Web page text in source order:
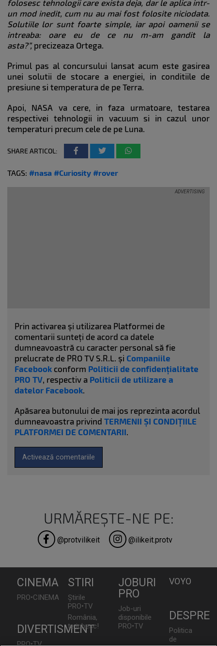
folosesc tehnologii care exista deja, dar le aplica intr-
un mod inedit, cum nu au mai fost folosite niciodata.
Solutiile lor sunt foarte simple, iar apoi oamenii se
intreaba: oare eu de ce nu m-am gandit la
asta?”,precizeaza Ortega.
Primul pas al concursului lansat acum este gasirea
unei solutii de stocare a energiei, in conditiile de
presiune si temperatura de pe Terra.
Apoi, NASA va cere, in faza urmatoare, testarea
respectivei tehnologii in vacuum si in cazul unor
temperaturi precum cele de pe Luna.
SHARE ARTICOL:
TAGS: #nasa #Curiosity #rover
Prin activarea și utilizarea Platformei de
comentarii sunteți de acord ca datele
dumneavoastră cu caracter personal să fie
prelucrate de PRO TV S.R.L. și Companiile
Facebook conform Politicii de confidențialitate
PRO TV, respectiv a Politicii de utilizare a
datelor Facebook.
Apăsarea butonului de mai jos reprezinta acordul
dumneavoastra privind TERMENII ȘI CONDIȚIILE
PLATFORMEI DE COMENTARII.
Activează comentariile
URMĂREȘTE-NE PE:
@protvilikeit @ilikeit.protv
CINEMA
PRO•CINEMA
DIVERTISMENT
PRO•TV
STIRI
Știrile
PRO•TV
România,
te iubesc!
JOBURI
PRO
Job-uri
disponibile
PRO•TV
VOYO
DESPRE
Politica
de